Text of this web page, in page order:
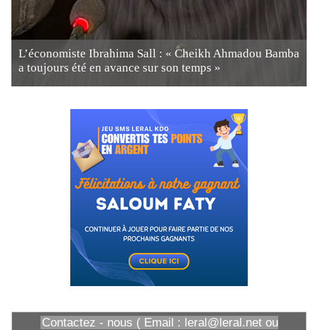
L’économiste Ibrahima Sall : « Cheikh Ahmadou Bamba
a toujours été en avance sur son temps »
Contactez - nous ( Email : leral@leral.net ou